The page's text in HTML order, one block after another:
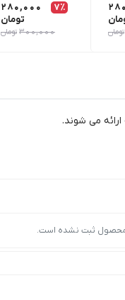
تومان
7٪
280,000
تومان
300,000 تومان
ارائه می شوند.
محصول ثبت نشده است.